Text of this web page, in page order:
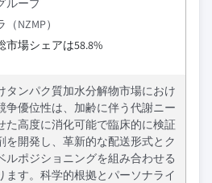
ループ
NZMP）
市場シェアは58.8%
タンパク質加水分解物市場におけ
争優位性は、加齢に伴う代謝ニー
た高度に消化可能で臨床的に検証
を開発し、革新的な配送形式とク
ルポジショニングを組み合わせる
ます。科学的根拠とパーソナライ